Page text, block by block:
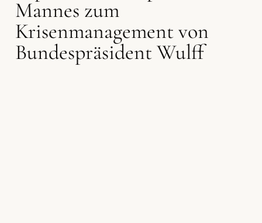
Mannes zum
Krisenmanagement von
Bundespräsident Wulff